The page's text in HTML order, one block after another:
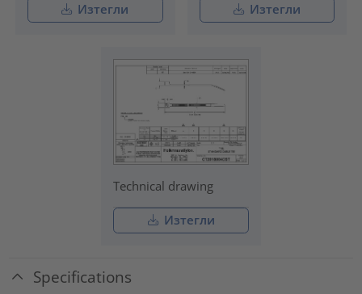
Изтегли Изтегли
Technical drawing
Изтегли
Specifications